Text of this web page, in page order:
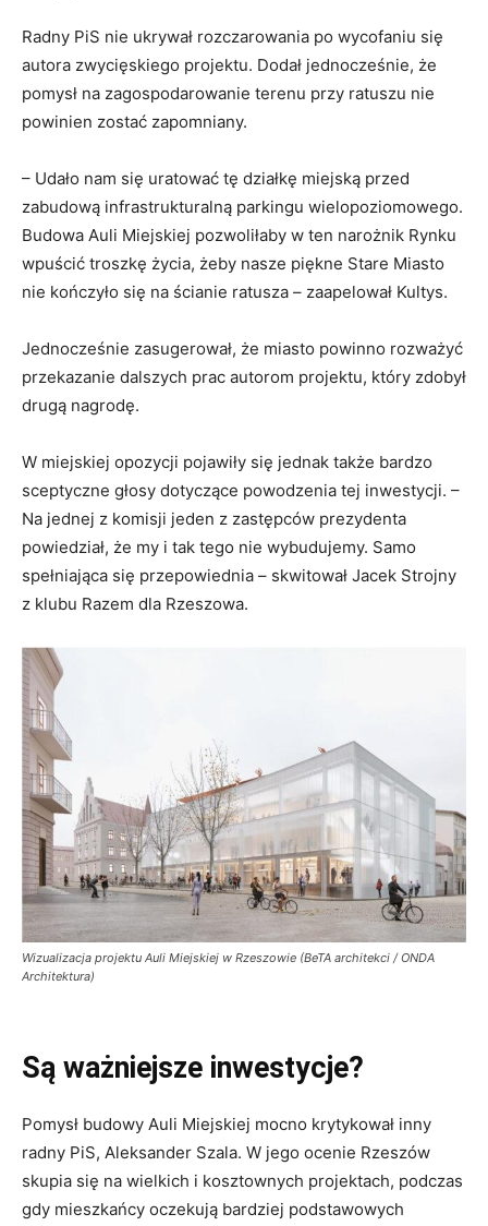
Radny PiS nie ukrywał rozczarowania po wycofaniu się
autora zwycięskiego projektu. Dodał jednocześnie, że
pomysł na zagospodarowanie terenu przy ratuszu nie
powinien zostać zapomniany.
– Udało nam się uratować tę działkę miejską przed
zabudową infrastrukturalną parkingu wielopoziomowego.
Budowa Auli Miejskiej pozwoliłaby w ten narożnik Rynku
wpuścić troszkę życia, żeby nasze piękne Stare Miasto
nie kończyło się na ścianie ratusza – zaapelował Kultys.
Jednocześnie zasugerował, że miasto powinno rozważyć
przekazanie dalszych prac autorom projektu, który zdobył
drugą nagrodę.
W miejskiej opozycji pojawiły się jednak także bardzo
sceptyczne głosy dotyczące powodzenia tej inwestycji. –
Na jednej z komisji jeden z zastępców prezydenta
powiedział, że my i tak tego nie wybudujemy. Samo
spełniająca się przepowiednia – skwitował Jacek Strojny
z klubu Razem dla Rzeszowa.
Wizualizacja projektu Auli Miejskiej w Rzeszowie (BeTA architekci / ONDA
Architektura)
Są ważniejsze inwestycje?
Pomysł budowy Auli Miejskiej mocno krytykował inny
radny PiS, Aleksander Szala. W jego ocenie Rzeszów
skupia się na wielkich i kosztownych projektach, podczas
gdy mieszkańcy oczekują bardziej podstawowych